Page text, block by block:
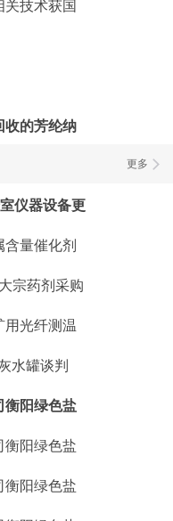
关技术获国
收的芳纶纳
更多
仪器设备更
含量催化剂
宗药剂采购
用光纤测温
水罐谈判
衡阳绿色盐
衡阳绿色盐
衡阳绿色盐